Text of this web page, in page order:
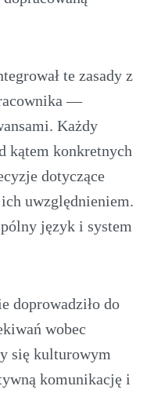
te zasady z
—
Każdy
kątem konkretnych
dotyczące
uwzględnieniem.
język i system
doprowadziło do
wobec
się kulturowym
komunikację i